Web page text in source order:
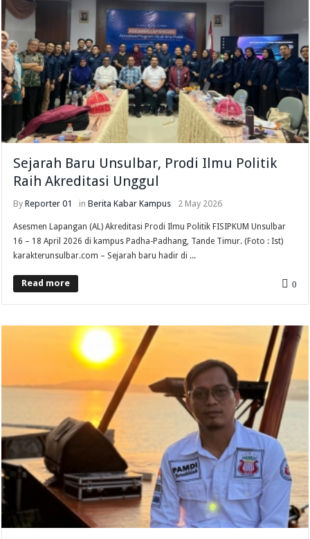
Sejarah Baru Unsulbar, Prodi Ilmu Politik
Raih Akreditasi Unggul
ByReporter 01 inBerita Kabar Kampus 2 May 2026
Asesmen Lapangan (AL) Akreditasi Prodi Ilmu Politik FISIPKUM Unsulbar
16 – 18 April 2026 di kampus Padha-Padhang, Tande Timur. (Foto : Ist)
karakterunsulbar.com – Sejarah baru hadir di ...
Read more 0